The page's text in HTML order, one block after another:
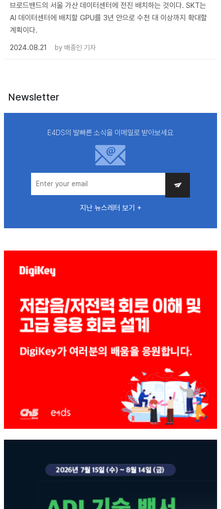
브로드밴드의 서울 가산 데이터센터에 전진 배치하는 것이다. SKT는
AI 데이터센터에 배치할 GPU를 3년 안으로 수천 대 이상까지 확대할
계획이다.
2024.08.21
by 배종인 기자
Newsletter
E4DS의 발빠른 소식을 이메일로 받아보세요
지난 뉴스레터 보기 +